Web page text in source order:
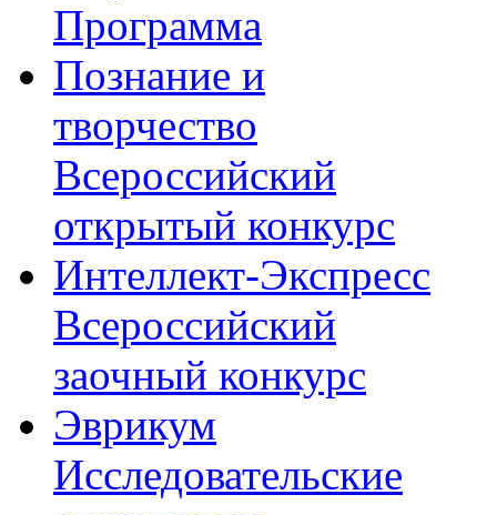
Программа
Познание и
творчество
Всероссийский
открытый конкурс
Интеллект-Экспресс
Всероссийский
заочный конкурс
Эврикум
Исследовательские